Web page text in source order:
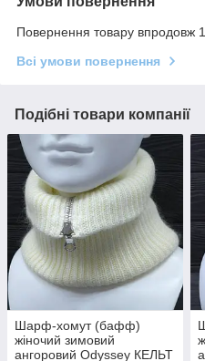
Повернення товару впродовж
Всі умови повернення
Подібні товари компанії
Шарф-хомут (бафф)
жіночий зимовий
ангоровий Odyssey КЕЛЬТ